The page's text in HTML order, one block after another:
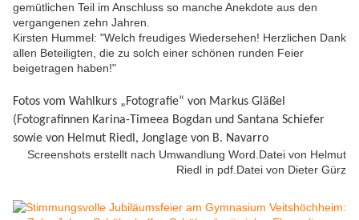
gemütlichen Teil im Anschluss so manche Anekdote aus den
vergangenen zehn Jahren.
Kirsten Hummel: "Welch freudiges Wiedersehen! Herzlichen Dank
allen Beteiligten, die zu solch einer schönen runden Feier
beigetragen haben!"
Fotos vom Wahlkurs „Fotografie“ von Markus Gläßel
(Fotografinnen Karina-Timeea Bogdan und Santana Schiefer
sowie von Helmut Riedl, Jonglage von B. Navarro
Screenshots erstellt nach Umwandlung Word.Datei von Helmut
Riedl in pdf.Datei von Dieter Gürz